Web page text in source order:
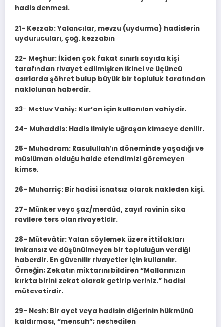
hadis denmesi.
21- Kezzab: Yalancılar, mevzu (uydurma) hadislerin
uydurucuları, çoğ. kezzabin
22- Meşhur: İkiden çok fakat sınırlı sayıda kişi
tarafından rivayet edilmişken ikinci ve üçüncü
asırlarda şöhret bulup büyük bir topluluk tarafından
naklolunan haberdir.
23- Metluv Vahiy: Kur’an için kullanılan vahiydir.
24- Muhaddis: Hadis ilmiyle uğraşan kimseye denilir.
25- Muhadram: Rasulullah’ın döneminde yaşadığı ve
müslüman olduğu halde efendimizi göremeyen
kimse.
26- Muharriç: Bir hadisi isnatsız olarak nakleden kişi.
27- Münker veya şaz/merdûd, zayıf ravinin sika
ravilere ters olan rivayetidir.
28- Mütevâtir: Yalan söylemek üzere ittifakları
imkansız ve düşünülmeyen bir topluluğun verdiği
haberdir. En güvenilir rivayetler için kullanılır.
Örneğin; Zekatın miktarını bildiren “Mallarınızın
kırkta birini zekat olarak getirip veriniz.” hadisi
mütevatirdir.
29- Nesh: Bir ayet veya hadisin diğerinin hükmünü
kaldırması, “mensuh”; neshedilen